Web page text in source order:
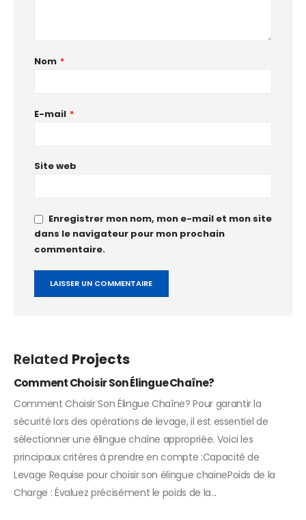
Nom *
E-mail *
Site web
Enregistrer mon nom, mon e-mail et mon site
dans le navigateur pour mon prochain
commentaire.
Related Projects
Comment Choisir Son Élingue Chaîne?
Comment Choisir Son Élingue Chaîne? Pour garantir la
sécurité lors des opérations de levage, il est essentiel de
sélectionner une élingue chaîne appropriée. Voici les
principaux critères à prendre en compte :Capacité de
Levage Requise pour choisir son élingue chainePoids de la
Charge : Évaluez précisément le poids de la...